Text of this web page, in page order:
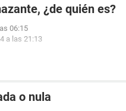
¿de quién es?
06:15
a las 21:13
o nula